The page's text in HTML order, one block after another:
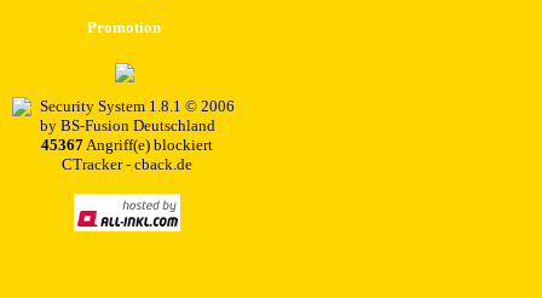
Promotion
45367Angriff(e) blockiert
CTracker - cback.de